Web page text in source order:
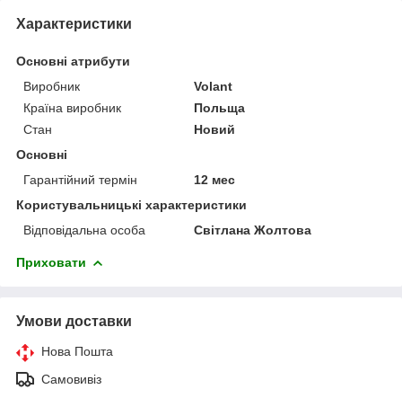
Характеристики
Основні атрибути
Виробник
Volant
Країна виробник
Польща
Стан
Новий
Основні
Гарантійний термін
12 мес
Користувальницькі характеристики
Відповідальна особа
Світлана Жолтова
Приховати
Умови доставки
Нова Пошта
Самовивіз